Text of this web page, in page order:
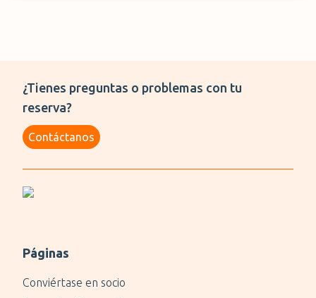
¿Tienes preguntas o problemas con tu
reserva?
Contáctanos
Páginas
Conviértase en socio